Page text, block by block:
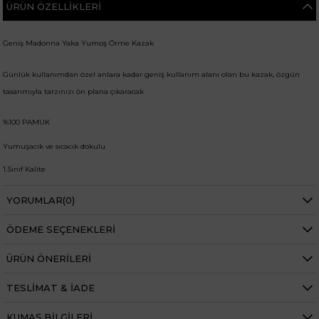
ÜRÜN ÖZELLIKLERI
Geniş Madonna Yaka Yumoş Örme Kazak
Günlük kullanımdan özel anlara kadar geniş kullanım alanı olan bu kazak, özgün
tasarımıyla tarzınızı ön plana çıkaracak
%100 PAMUK
Yumuşacık ve sıcacık dokulu
1.Sınıf Kalite
Madonna Yaka
Kazak boy: 46cm
Kazak bel: 116
YORUMLAR(0)
ÖDEME SEÇENEKLERI
ÜRÜN ÖNERILERI
TESLIMAT & İADE